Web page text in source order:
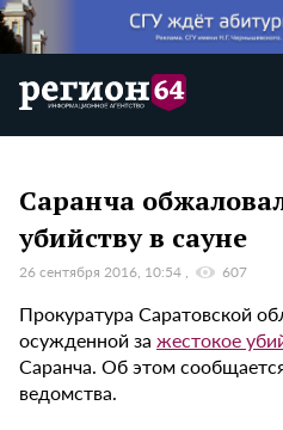
Саранча
убийству в сауне
26 сентября 2016, 10:54 607
Прокуратура Саратовской
осужденной за жестокое
Саранча. Об этом
ведомства.